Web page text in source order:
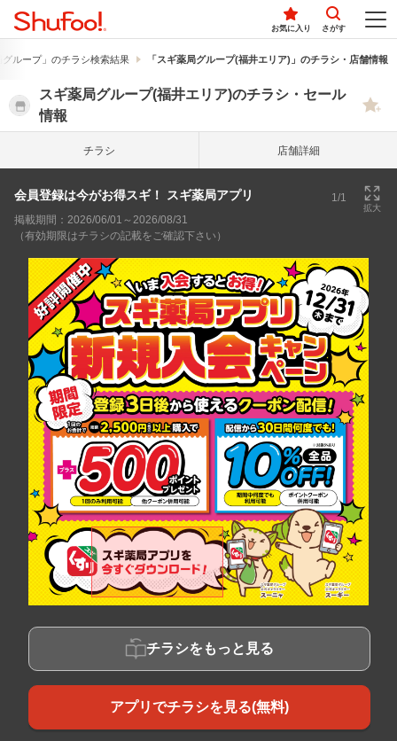
お気に入り さがす
グループ」のチラシ検索結果 「スギ薬局グループ(福井エリア)」のチラシ・店舗情報
スギ薬局グループ(福井エリア)のチラシ・セール
情報
チラシ 店舗詳細
会員登録は今がお得スギ！ スギ薬局アプリ 1/1
拡大
掲載期間：2026/06/01～2026/08/31
（有効期限はチラシの記載をご確認下さい）
チラシをもっと見る
アプリでチラシを見る(無料)